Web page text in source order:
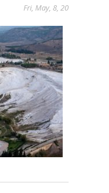
Fri, May, 8, 20